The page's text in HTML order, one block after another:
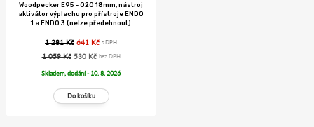
Woodpecker E95 - 020 18mm, nástroj
aktivátor výplachu pro přístroje ENDO
1 a ENDO 3 (nelze předehnout)
1 281 Kč 641 Kč s DPH
1 059 Kč 530 Kč bez DPH
Skladem, dodání - 10. 8. 2026